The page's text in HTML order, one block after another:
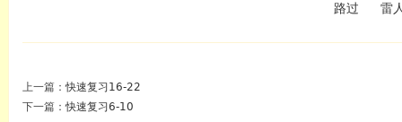
路过 雷
上一篇：快速复习16-22
下一篇：快速复习6-10